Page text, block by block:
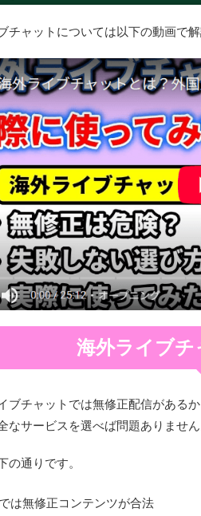
チャットについては以下の動画で解
海外ライブチ
ブチャットでは無修正配信がある
なサービスを選べば問題ありません
の通りです。
は無修正コンテンツが合法